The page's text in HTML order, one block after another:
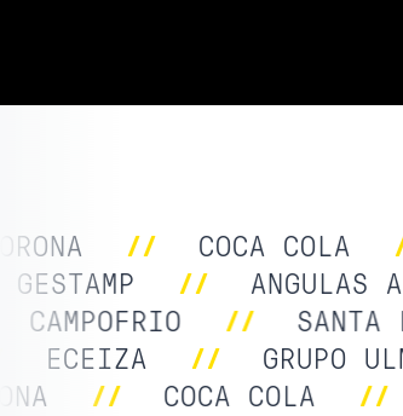
COCA COLA
GESTAMP //
CAMPOFRIO
SANTA
ECEIZA GRUPO
COCA COLA